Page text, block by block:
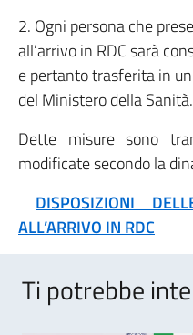
2. Ogni persona che
all’arrivo in RDC sarà
e pertanto trasferita in
del Ministero della Sanità.
Dette misure sono
modificate secondo la
DISPOSIZIONI
ALL’ARRIVO IN RDC
Ti potrebbe